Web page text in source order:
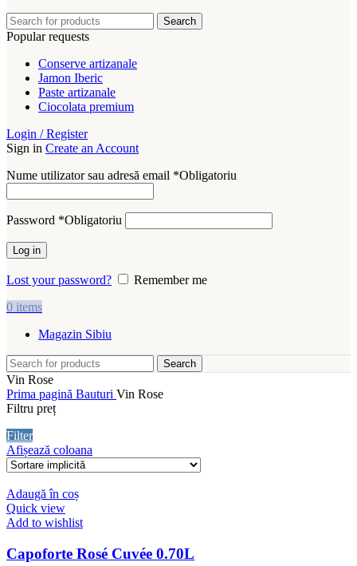
Search
Popular requests
Conserve artizanale
Jamon Iberic
Paste artizanale
Ciocolata premium
Login / Register
Sign in Create an Account
Nume utilizator sau adresă email *Obligatoriu
Password *Obligatoriu
Log in
Lost your password?
Remember me
0 items
Magazin Sibiu
Search
Vin Rose
Prima pagină Bauturi Vin Rose
Filtru preț
Filter
Afișează coloana
Adaugă în coș
Quick view
Add to wishlist
Capoforte Rosé Cuvée 0.70L